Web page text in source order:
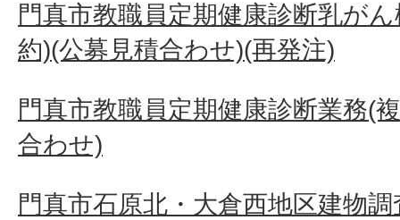
門真市教職員定期健康診断乳が
約)(公募見積合わせ)(再発注)
門真市教職員定期健康診断業務(
合わせ)
門真市石原北・大倉西地区建物